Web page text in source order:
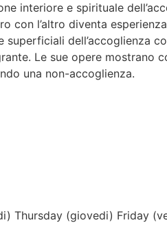
interiore e spirituale
con l’altro diventa
dell’accoglienza
Le sue opere mostrano
una non-accoglienza.
Thursday (giovedi) Friday